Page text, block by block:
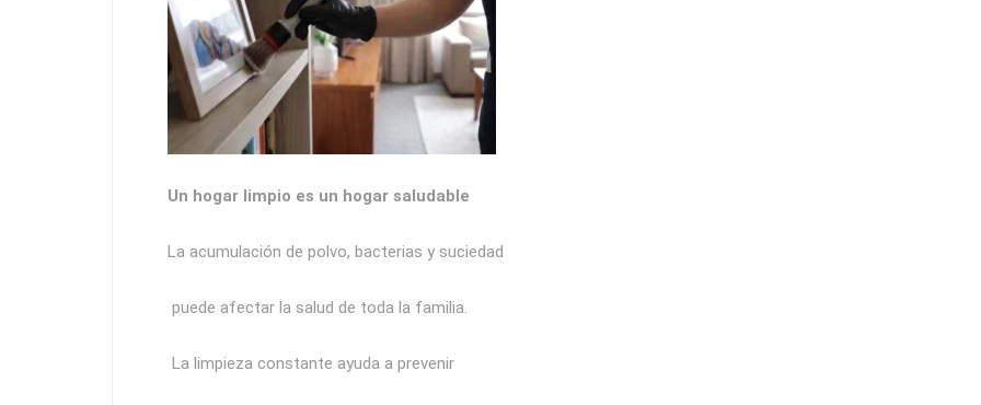
Un hogar limpio es un hogar saludable
La acumulación de polvo, bacterias y suciedad
puede afectar la salud de toda la familia.
La limpieza constante ayuda a prevenir